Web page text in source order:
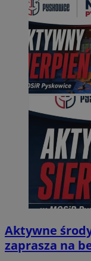
Aktywne
zaprasza na